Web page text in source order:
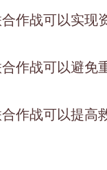
作战可以实现
作战可以避免
作战可以提高